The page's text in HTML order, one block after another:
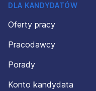
DLA KANDYDATÓW
Oferty pracy
Pracodawcy
Porady
Konto kandydata